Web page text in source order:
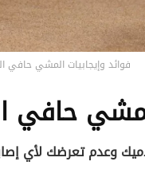
فوائد وإيجابيات المشي
حافي
وعدم تعرضك لأي